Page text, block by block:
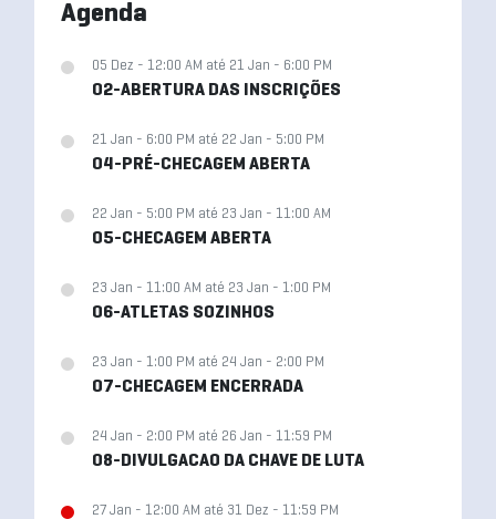
Agenda
05 Dez - 12:00 AM até 21 Jan - 6:00 PM
02-ABERTURA DAS INSCRIÇÕES
21 Jan - 6:00 PM até 22 Jan - 5:00 PM
04-PRÉ-CHECAGEM ABERTA
22 Jan - 5:00 PM até 23 Jan - 11:00 AM
05-CHECAGEM ABERTA
23 Jan - 11:00 AM até 23 Jan - 1:00 PM
06-ATLETAS SOZINHOS
23 Jan - 1:00 PM até 24 Jan - 2:00 PM
07-CHECAGEM ENCERRADA
24 Jan - 2:00 PM até 26 Jan - 11:59 PM
08-DIVULGACAO DA CHAVE DE LUTA
27 Jan - 12:00 AM até 31 Dez - 11:59 PM